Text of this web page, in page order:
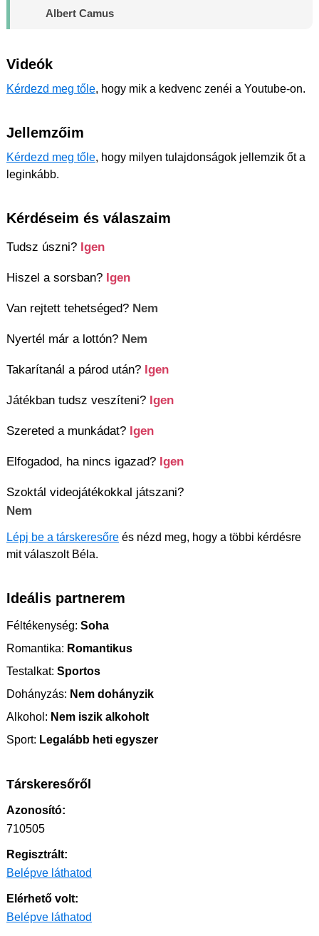
Albert Camus
Videók
Kérdezd meg tőle, hogy mik a kedvenc zenéi a Youtube-on.
Jellemzőim
Kérdezd meg tőle, hogy milyen tulajdonságok jellemzik őt a
leginkább.
Kérdéseim és válaszaim
Tudsz úszni? Igen
Hiszel a sorsban? Igen
Van rejtett tehetséged? Nem
Nyertél már a lottón? Nem
Takarítanál a párod után? Igen
Játékban tudsz veszíteni? Igen
Szereted a munkádat? Igen
Elfogadod, ha nincs igazad? Igen
Szoktál videojátékokkal játszani?
Nem
Lépj be a társkeresőre és nézd meg, hogy a többi kérdésre
mit válaszolt Béla.
Ideális partnerem
Féltékenység: Soha
Romantika: Romantikus
Testalkat: Sportos
Dohányzás: Nem dohányzik
Alkohol: Nem iszik alkoholt
Sport: Legalább heti egyszer
Társkeresőről
Azonosító:
710505
Regisztrált:
Belépve láthatod
Elérhető volt:
Belépve láthatod